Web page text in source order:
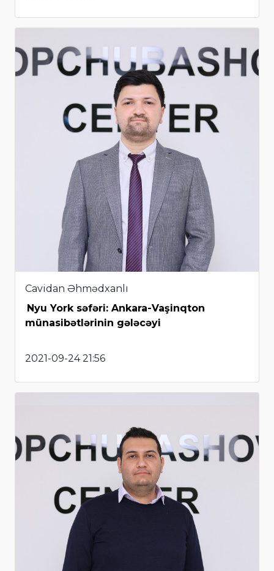
Cavidan Əhmədxanlı
Nyu York səfəri: Ankara-Vaşinqton
münasibətlərinin gələcəyi
2021-09-24 21:56